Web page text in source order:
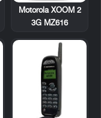
Motorola XOOM 2
3G MZ616